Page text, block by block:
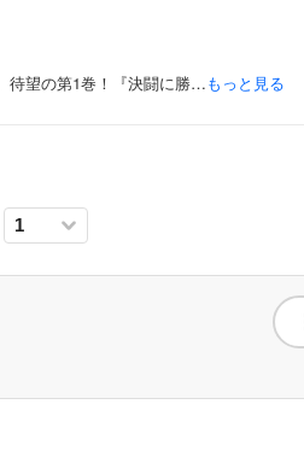
待望の第1巻！『決闘に勝…もっと見る